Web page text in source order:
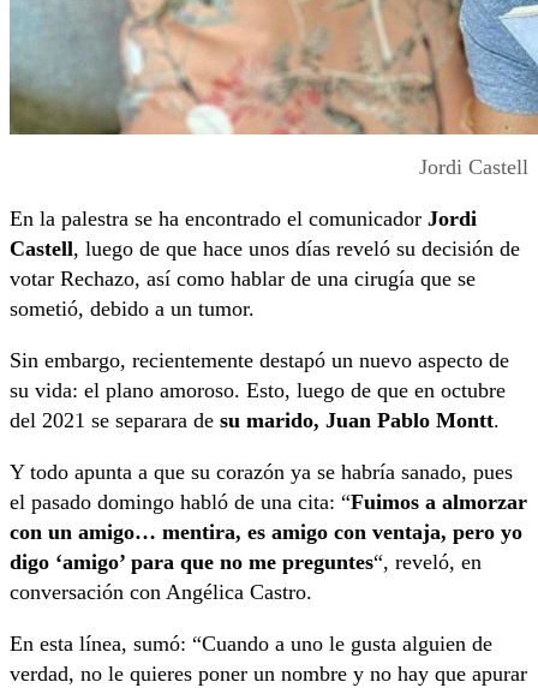
Jordi Castell
En la palestra se ha encontrado el comunicador Jordi
Castell, luego de que hace unos días reveló su decisión de
votar Rechazo, así como hablar de una cirugía que se
sometió, debido a un tumor.
Sin embargo, recientemente destapó un nuevo aspecto de
su vida: el plano amoroso. Esto, luego de que en octubre
del 2021 se separara de su marido, Juan Pablo Montt.
Y todo apunta a que su corazón ya se habría sanado, pues
el pasado domingo habló de una cita: “Fuimos a almorzar
con un amigo… mentira, es amigo con ventaja, pero yo
digo ‘amigo’ para que no me preguntes“, reveló, en
conversación con Angélica Castro.
En esta línea, sumó: “Cuando a uno le gusta alguien de
verdad, no le quieres poner un nombre y no hay que apurar